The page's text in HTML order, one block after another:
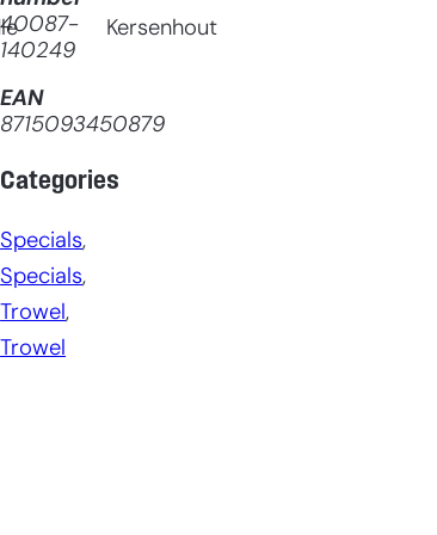
Kersenhout
40087-
140249
EAN
8715093450879
Categories
Specials
Specials
Trowel
Trowel